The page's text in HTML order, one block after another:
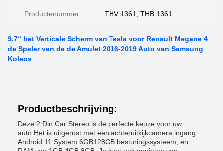
Productenummer: THV 1361, THB 1361
9.7“ het Verticale Scherm van Tesla voor Renault Megane 4
de Speler van de de Amulet 2016-2019 Auto van Samsung
Koleos
Productbeschrijving:
Deze 2 Din Car Stereo is de perfecte keuze voor uw
auto.Het is uitgerust met een achteruitkijkcamera ingang,
Android 11 System 6GB128GB besturingssysteem, en